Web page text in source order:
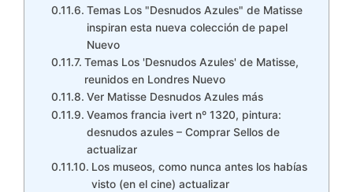
Temas Los "Desnudos Azules" de Matisse
inspiran esta nueva colección de papel
Nuevo
Temas Los 'Desnudos Azules' de Matisse,
reunidos en Londres Nuevo
Ver Matisse Desnudos Azules más
Veamos francia ivert nº 1320, pintura:
desnudos azules – Comprar Sellos de
actualizar
Los museos, como nunca antes los habías
visto (en el cine) actualizar